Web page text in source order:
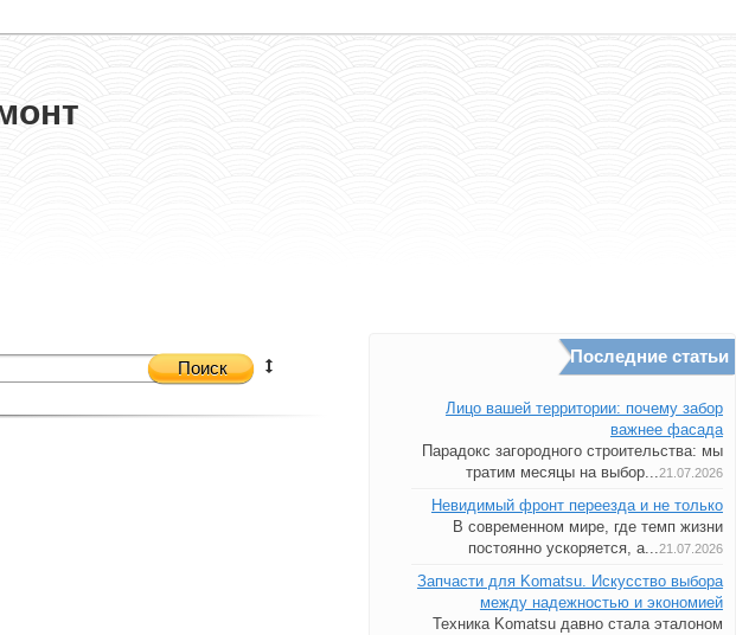
Поиск
Последние статьи
Лицо вашей территории: почему забор
важнее фасада
Парадокс загородного строительства: мы
тратим месяцы на выбор...21.07.2026
Невидимый фронт переезда и не только
В современном мире, где темп жизни
постоянно ускоряется, а...21.07.2026
Запчасти для Komatsu. Искусство выбора
между надежностью и экономией
Техника Komatsu давно стала эталоном